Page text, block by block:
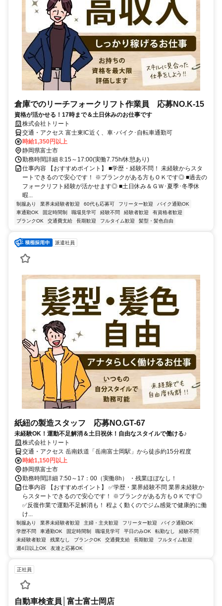
倉庫でのリーチフォークリフト作業員 応募NO.K-15
資格が活かせる！17時まで＆土日休みのお仕事です
株式会社トリート
交通・アクセス 富士東IC近く、車･バイク･自転車通勤可
時給1,350円以上
静岡県富士市
勤務時間詳細 8:15～17:00(実働7.75h/休憩あり)
仕事内容 【おすすめポイント】 ■学歴・経験不問！ 未経験からスタ
ートできるので安心です！ ※ブランクがある方もＯＫです◎ ■過去の
フォークリフト経験が活かせます◎ ■土日休み＆ＧＷ･夏季･冬季休
暇...
制服あり 業界未経験者歓迎 60代も応募可 フリーター歓迎
バイク通勤OK
車通勤OK
固定時間制 職場見学可 経験不問 経験者歓迎
有資格者歓迎
ブランクOK
交通費支給 長期歓迎 フルタイム歓迎 髪型・髪色自由
派遣社員
紙紐の製造スタッフ 応募NO.GT-67
未経験OK！運動不足解消＆土日祝休！自由なスタイルで働ける♪
株式会社トリート
交通・アクセス 岳南鉄道「岳南富士岡駅」から徒歩約15分程度
時給1,150円以上
静岡県富士市
勤務時間詳細 7:50～17：00（実働8h） ・残業ほぼなし！
仕事内容 【おすすめポイント】 ✅学歴・業界経験不問 業界未経験か
らスタートできるので安心です！ ※ブランクがある方もＯＫです◎
✅反復作業で運動不足解消も！ 程よく動くのでジム感覚で健康的に働
け...
制服あり 業界未経験者歓迎 主婦・主夫歓迎 フリーター歓迎
バイク通勤OK
学歴不問
車通勤OK 固定時間制 職場見学可 平日のみOK 転勤なし
経験不問
未経験者歓迎
残業なし ブランクOK 交通費支給 長期歓迎
フルタイム歓迎
週4日以上OK
友達と応募OK
正社員
自動車検査員│富士富士岡店